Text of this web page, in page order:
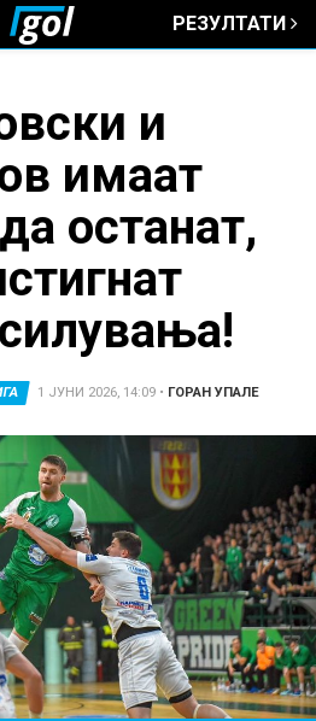
РЕЗУЛТАТИ
и
имаат
останат,
1 ЈУНИ 2026, 14:09 • ГОРАН УПАЛЕ